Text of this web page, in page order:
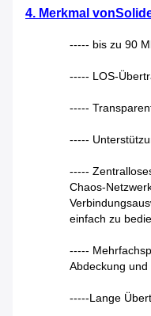
4. Merkmal von
----- bis zu 90
----- LOS-
-----
-----
-----
Chaos-
einfach zu
-----
Abdeckung und
-----Lange